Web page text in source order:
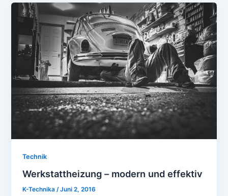
Technik
Werkstattheizung – modern und effektiv
K-Technika/Juni 2, 2016